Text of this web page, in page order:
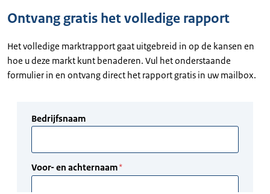
Ontvang gratis het volledige rapport
Het volledige marktrapport gaat uitgebreid in op de kansen en
hoe u deze markt kunt benaderen. Vul het onderstaande
formulier in en ontvang direct het rapport gratis in uw mailbox.